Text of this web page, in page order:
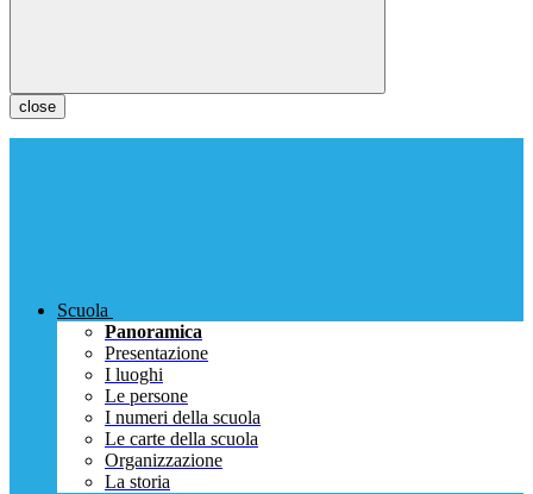
close
Scuola
Panoramica
Presentazione
I luoghi
Le persone
I numeri della scuola
Le carte della scuola
Organizzazione
La storia